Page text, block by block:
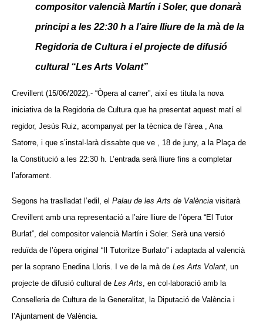
compositor valencià Martín i Soler, que donarà
principi a les 22:30 h a l’aire lliure de la mà de la
Regidoria de Cultura i el projecte de difusió
cultural “Les Arts Volant”
Crevillent (15/06/2022).- “Òpera al carrer”, així es titula la nova
iniciativa de la Regidoria de Cultura que ha presentat aquest matí el
regidor, Jesús Ruiz, acompanyat per la tècnica de l’àrea , Ana
Satorre, i que s’instal·larà dissabte que ve , 18 de juny, a la Plaça de
la Constitució a les 22:30 h. L’entrada serà lliure fins a completar
l’aforament.
Segons ha traslladat l’edil, el Palau de les Arts de València visitarà
Crevillent amb una representació a l’aire lliure de l’òpera “El Tutor
Burlat”, del compositor valencià Martín i Soler. Serà una versió
reduïda de l’òpera original “Il Tutoritze Burlato” i adaptada al valencià
per la soprano Enedina Lloris. I ve de la mà de Les Arts Volant , un
projecte de difusió cultural de Les Arts , en col·laboració amb la
Conselleria de Cultura de la Generalitat, la Diputació de València i
l’Ajuntament de València.